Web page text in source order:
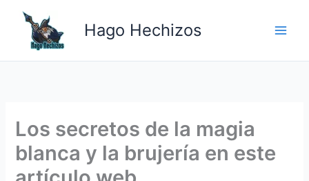
contenido
Hago Hechizos
Los secretos de la magia
blanca y la brujería en este